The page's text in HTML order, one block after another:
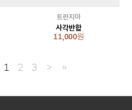
사각반합
11,000원
트란지아
1 2 3 ＞ ≫